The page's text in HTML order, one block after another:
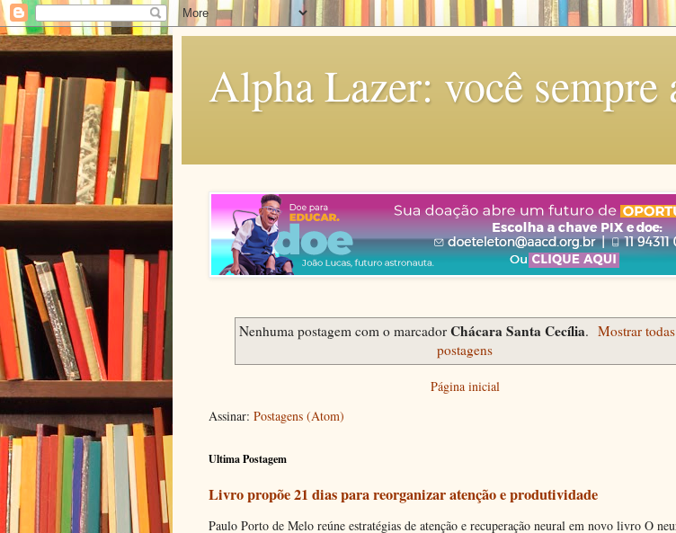
Alpha Lazer: você sempre
Nenhuma postagem com o marcador Chácara Santa Cecília. Mostrar
postagens
Página inicial
Assinar: Postagens (Atom)
Ultima Postagem
Livro propõe 21 dias para reorganizar atenção e produtividade
Paulo Porto de Melo reúne estratégias de atenção e recuperação neural em novo livro O